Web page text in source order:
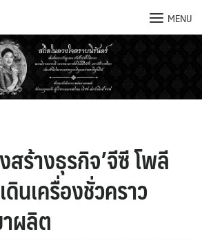
MENU
สร้างธุรกิจ’จีซี โพลี
นเครื่องชั่วคราว
ผลิต